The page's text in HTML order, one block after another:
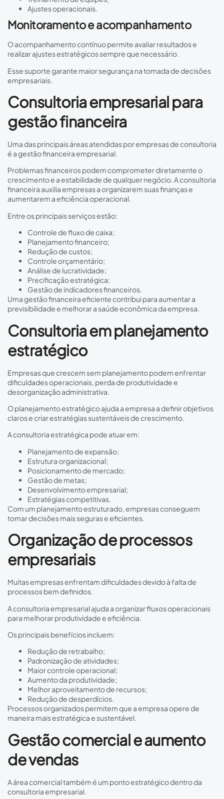
Ajustes operacionais.
Monitoramento e acompanhamento
O acompanhamento contínuo permite avaliar resultados e
realizar ajustes estratégicos sempre que necessário.
Esse suporte garante maior segurança na tomada de decisões
empresariais.
Consultoria empresarial para
gestão financeira
Uma das principais áreas atendidas por empresas de consultoria
é a gestão financeira empresarial.
Problemas financeiros podem comprometer diretamente o
crescimento e a estabilidade de qualquer negócio. A consultoria
financeira auxilia empresas a organizarem suas finanças e
aumentarem a eficiência operacional.
Entre os principais serviços estão:
Controle de fluxo de caixa;
Planejamento financeiro;
Redução de custos;
Controle orçamentário;
Análise de lucratividade;
Precificação estratégica;
Gestão de indicadores financeiros.
Uma gestão financeira eficiente contribui para aumentar a
previsibilidade e melhorar a saúde econômica da empresa.
Consultoria em planejamento
estratégico
Empresas que crescem sem planejamento podem enfrentar
dificuldades operacionais, perda de produtividade e
desorganização administrativa.
O planejamento estratégico ajuda a empresa a definir objetivos
claros e criar estratégias sustentáveis de crescimento.
A consultoria estratégica pode atuar em:
Planejamento de expansão;
Estrutura organizacional;
Posicionamento de mercado;
Gestão de metas;
Desenvolvimento empresarial;
Estratégias competitivas.
Com um planejamento estruturado, empresas conseguem
tomar decisões mais seguras e eficientes.
Organização de processos
empresariais
Muitas empresas enfrentam dificuldades devido à falta de
processos bem definidos.
A consultoria empresarial ajuda a organizar fluxos operacionais
para melhorar produtividade e eficiência.
Os principais benefícios incluem:
Redução de retrabalho;
Padronização de atividades;
Maior controle operacional;
Aumento da produtividade;
Melhor aproveitamento de recursos;
Redução de desperdícios.
Processos organizados permitem que a empresa opere de
maneira mais estratégica e sustentável.
Gestão comercial e aumento
de vendas
A área comercial também é um ponto estratégico dentro da
consultoria empresarial.